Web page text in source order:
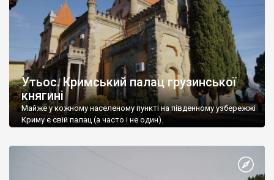
Утьос. Кримський палац грузинської
княгині
Майже у кожному населеному пункті на південному узбережжі
Криму є свій палац (а часто і не один).